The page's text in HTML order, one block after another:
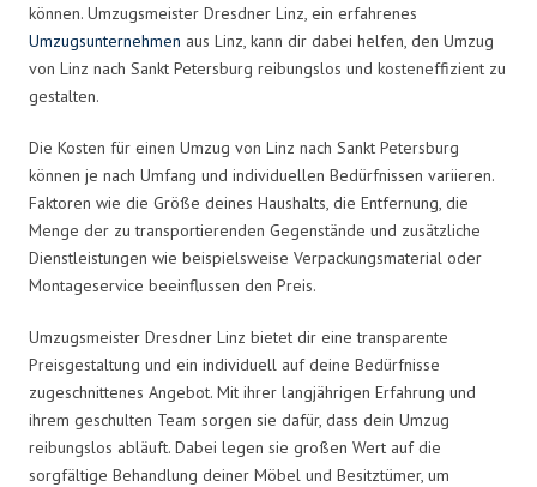
können. Umzugsmeister Dresdner Linz, ein erfahrenes
Umzugsunternehmen aus Linz, kann dir dabei helfen, den Umzug
von Linz nach Sankt Petersburg reibungslos und kosteneffizient zu
gestalten.
Die Kosten für einen Umzug von Linz nach Sankt Petersburg
können je nach Umfang und individuellen Bedürfnissen variieren.
Faktoren wie die Größe deines Haushalts, die Entfernung, die
Menge der zu transportierenden Gegenstände und zusätzliche
Dienstleistungen wie beispielsweise Verpackungsmaterial oder
Montageservice beeinflussen den Preis.
Umzugsmeister Dresdner Linz bietet dir eine transparente
Preisgestaltung und ein individuell auf deine Bedürfnisse
zugeschnittenes Angebot. Mit ihrer langjährigen Erfahrung und
ihrem geschulten Team sorgen sie dafür, dass dein Umzug
reibungslos abläuft. Dabei legen sie großen Wert auf die
sorgfältige Behandlung deiner Möbel und Besitztümer, um